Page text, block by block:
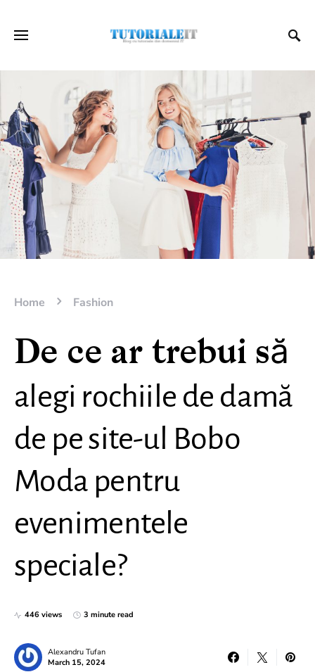
Home Fashion
De ce ar trebui să
alegi rochiile de damă
de pe site-ul Bobo
Moda pentru
evenimentele
speciale?
446 views 3 minute read
Alexandru Tufan
March 15, 2024